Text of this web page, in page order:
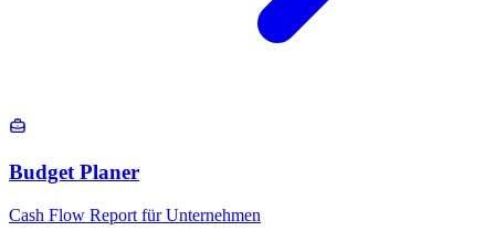
Budget Planer
Cash Flow Report für Unternehmen